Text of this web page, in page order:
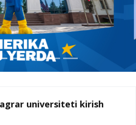
universiteti kirish